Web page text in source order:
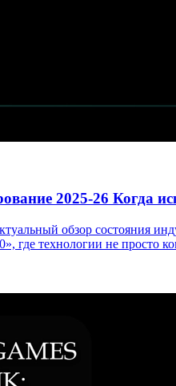
2025-26 Когда
обзор состояния
где технологии не